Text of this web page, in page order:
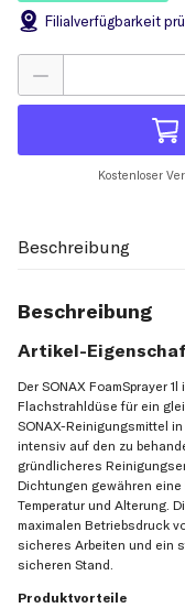
Filialverfügbarkeit
Kostenloser
Beschreibung
Beschreibung
Artikel-
Der SONAX FoamSprayer
Flachstrahldüse für ein
SONAX-Reinigungsmittel
intensiv auf den zu
gründlicheres
Dichtungen gewähren
Temperatur und Alterung.
maximalen Betriebsdruck
sicheres Arbeiten und ein
sicheren Stand.
Produktvorteile